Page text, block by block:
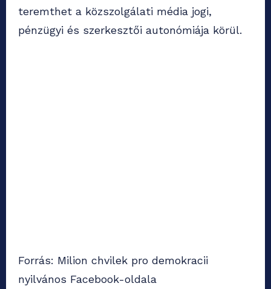
teremthet a közszolgálati média jogi,
pénzügyi és szerkesztői autonómiája körül.
Forrás: Milion chvilek pro demokracii
nyilvános Facebook-oldala